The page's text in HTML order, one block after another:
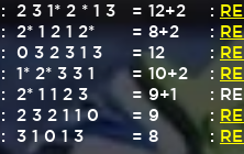
: 2 3 1* 2 * 1 3
: 2* 1 2 1 2*
: 0 3 2 3 1 3
: 1* 2* 3 3 1
: 2* 1 1 2 3
: 2 3 2 1 1 0
: 3 1 0 1 3
= 12+2
= 8+2
= 12
= 10+2
= 9+1
= 9
= 8
:
:
:
:
:
:
: